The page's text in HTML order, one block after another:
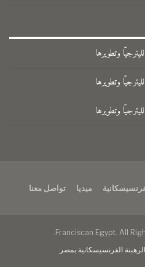
وتطويرها
وتطويرها
وتطويرها
ميديا تواصل معنا
الرهبنة الفرنسيسكانية بمصر